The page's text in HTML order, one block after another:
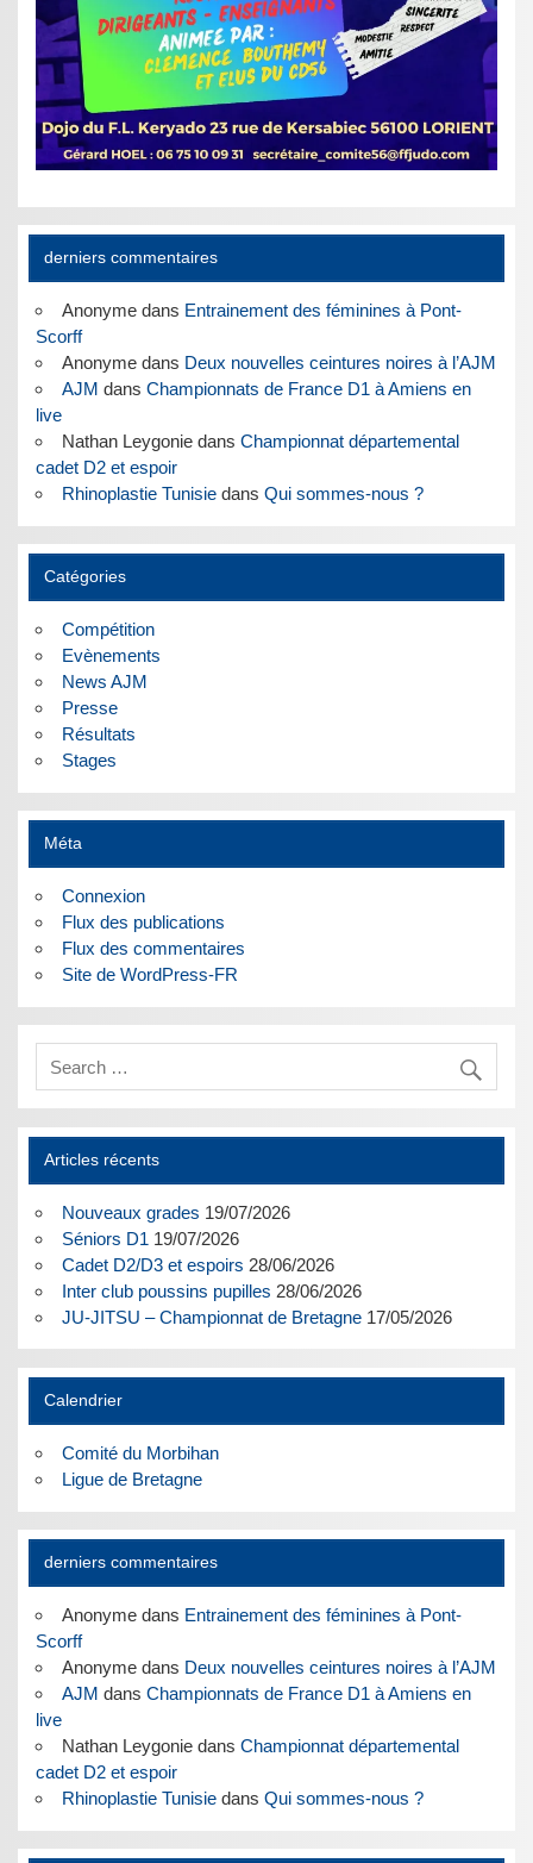
derniers commentaires
Anonymedans Entrainement des féminines à Pont-
Scorff
Anonymedans Deux nouvelles ceintures noires à l’AJM
AJM dans Championnats de France D1 à Amiens en
live
Nathan Leygoniedans Championnat départemental
cadet D2 et espoir
Rhinoplastie Tunisiedans Qui sommes-nous ?
Catégories
Compétition
Evènements
News AJM
Presse
Résultats
Stages
Méta
Connexion
Flux des publications
Flux des commentaires
Site de WordPress-FR
Articles récents
Nouveaux grades 19/07/2026
Séniors D1 19/07/2026
Cadet D2/D3 et espoirs 28/06/2026
Inter club poussins pupilles 28/06/2026
JU-JITSU – Championnat de Bretagne 17/05/2026
Calendrier
Comité du Morbihan
Ligue de Bretagne
derniers commentaires
Anonymedans Entrainement des féminines à Pont-
Scorff
Anonymedans Deux nouvelles ceintures noires à l’AJM
AJM dans Championnats de France D1 à Amiens en
live
Nathan Leygoniedans Championnat départemental
cadet D2 et espoir
Rhinoplastie Tunisiedans Qui sommes-nous ?